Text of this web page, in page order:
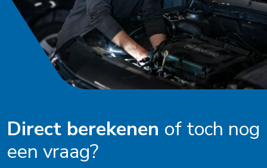
Nieuwstadt
Noardburgum
Oldenzaal
Ophemert
Direct berekenen of toch nog
een vraag?